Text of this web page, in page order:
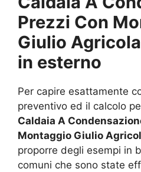
Prezzi Con
Giulio
in esterno
Per capire esattamente
preventivo ed il calcolo
Caldaia A
Montaggio Giulio
proporre degli esempi in
comuni che sono state